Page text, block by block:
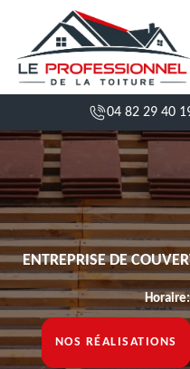
04 82 29 40
ENTREPRISE DE
NOS RÉALISATIONS